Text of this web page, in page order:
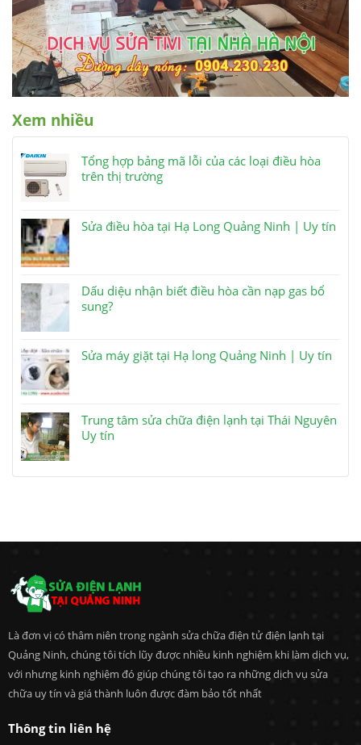
Xem nhiều
Tổng hợp bảng mã lỗi của các loại điều hòa
trên thị trường
Sửa điều hòa tại Hạ Long Quảng Ninh | Uy tín
Dấu diệu nhận biết điều hòa cần nạp gas bổ
sung?
Sửa máy giặt tại Hạ long Quảng Ninh | Uy tín
Trung tâm sửa chữa điện lạnh tại Thái Nguyên
Uy tín
Là đơn vị có thâm niên trong ngành sửa chữa điện tử điện lạnh tại
Quảng Ninh, chúng tôi tích lũy được nhiều kinh nghiệm khi làm dịch vụ,
với nhưng kinh nghiệm đó giúp chúng tôi tạo ra những dịch vụ sửa
chữa uy tín và giá thành luôn được đàm bảo tốt nhất
Thông tin liên hệ